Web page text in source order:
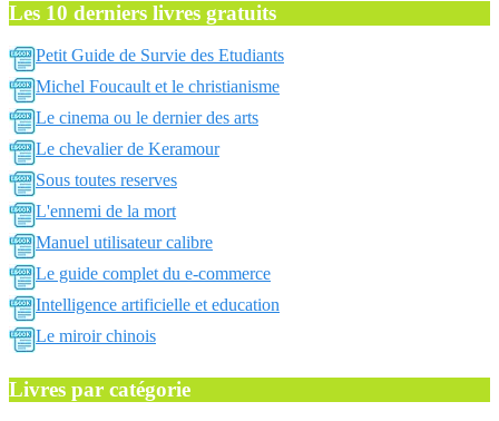
Les 10 derniers livres gratuits
Petit Guide de Survie des Etudiants
Michel Foucault et le christianisme
Le cinema ou le dernier des arts
Le chevalier de Keramour
Sous toutes reserves
L'ennemi de la mort
Manuel utilisateur calibre
Le guide complet du e-commerce
Intelligence artificielle et education
Le miroir chinois
Livres par catégorie